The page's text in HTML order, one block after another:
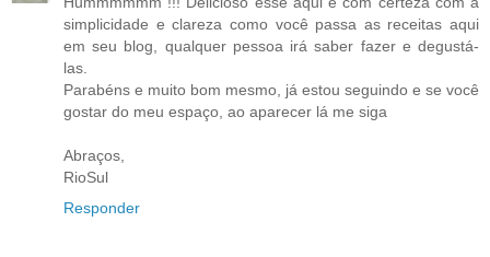
simplicidade e clareza como você passa as receitas aqui
em seu blog, qualquer pessoa irá saber fazer e degustá-
las.
Parabéns e muito bom mesmo, já estou seguindo e se você
gostar do meu espaço, ao aparecer lá me siga
Abraços,
RioSul
Responder